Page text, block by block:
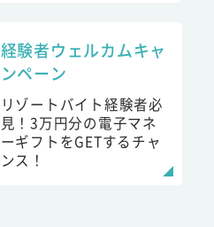
経験者ウェルカムキャ
ンペーン
リゾートバイト経験者必
見！3万円分の電子マネ
ーギフトをGETするチャ
ンス！